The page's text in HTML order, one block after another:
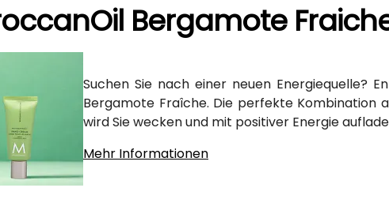
Bergamote
Suchen Sie nach einer neuen Energiequelle?
Bergamote Fraîche. Die perfekte Kombination
wird Sie wecken und mit positiver Energie
Mehr Informationen